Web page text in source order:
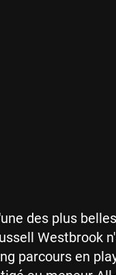
des plus
Westbrook
parcours en